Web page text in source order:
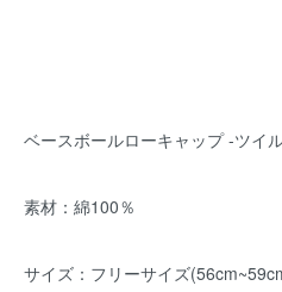
ベースボールローキャップ -ツイ
素材：綿100％
サイズ：フリーサイズ